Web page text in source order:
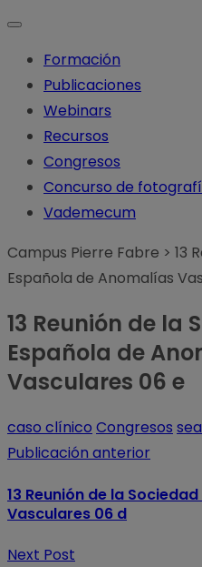
Formación
Publicaciones
Webinars
Recursos
Congresos
Concurso de
Vademecum
Campus Pierre Fabre > 13
Española de Anomalías
13 Reunión de la
Española de
Vasculares 06 e
caso clínico Congresos
Publicación anterior
13 Reunión de la
Vasculares 06 d
Next Post